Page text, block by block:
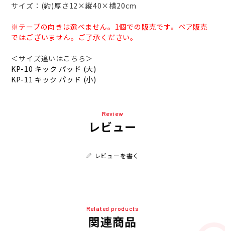
サイズ：(約)厚さ12×縦40×横20cm
※テープの向きは選べません。1個での販売です。ペア販売
ではございません。ご了承ください。
＜サイズ違いはこちら＞
KP-10 キック パッド (大)
KP-11 キック パッド (小)
Review
レビュー
レビューを書く
Related products
関連商品